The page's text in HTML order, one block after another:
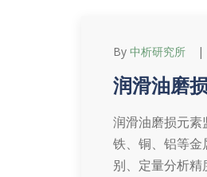
By 中析研究所
润滑油磨
润滑油磨损元素
铁、铜、铝等
别、定量分析